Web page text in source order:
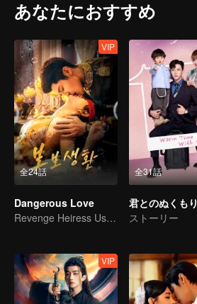
あなたにおすすめ
全24話
VIP
Dangerous Love
Revenge Heiress Use Marriage as Bait to Wed into a Wealthy Family
全31話
ストーリー
VIP